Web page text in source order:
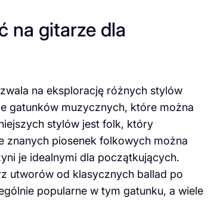
na gitarze dla
na eksplorację różnych stylów
gatunków muzycznych, które można
stylów jest folk, który
znanych piosenek folkowych można
je idealnymi dla początkujących.
utworów od klasycznych ballad po
popularne w tym gatunku, a wiele